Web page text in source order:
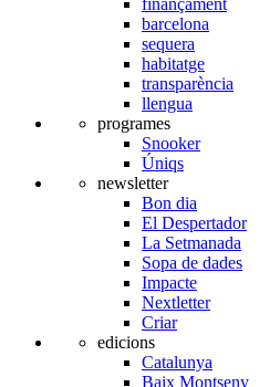
finançament
barcelona
sequera
habitatge
transparència
llengua
programes
Snooker
Úniqs
newsletter
Bon dia
El Despertador
La Setmanada
Sopa de dades
Impacte
Nextletter
Criar
edicions
Catalunya
Baix Montseny